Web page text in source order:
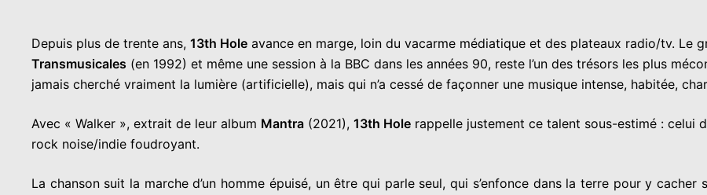
Depuis plus de trente ans, 13th Hole avance en marge, loin du vacarme médiatique et des plateaux radio/tv. Le
Transmusicales (en 1992) et même une session à la BBC dans les années 90, reste l’un des trésors les plus
jamais cherché vraiment la lumière (artificielle), mais qui n’a cessé de façonner une musique intense, habitée,
Avec « Walker », extrait de leur album Mantra (2021), 13th Hole rappelle justement ce talent sous-estimé : celui
rock noise/indie foudroyant.
La chanson suit la marche d’un homme épuisé, un être qui parle seul, qui s’enfonce dans la terre pour y